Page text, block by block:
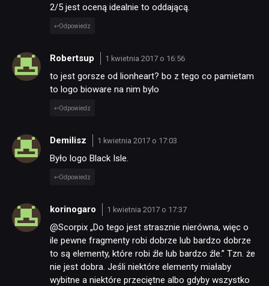
2/5 jest oceną idealnie to oddającą.
Odpowiedz
Robertsup 1 kwietnia 2017 o 16:56
to jest gorsze od lionheart? bo z tego co pamietam
to logo bioware na nim bylo
Odpowiedz
Demilisz 1 kwietnia 2017 o 17:03
Było logo Black Isle.
Odpowiedz
korinogaro 1 kwietnia 2017 o 17:37
@Scorpix „Do tego jest strasznie nierówna, więc o
ile pewne fragmenty robi dobrze lub bardzo dobrze
to są elementy, które robi źle lub bardzo źle.” Tzn. że
nie jest dobra. Jeśli niektóre elementy miałaby
wybitne a niektóre przeciętne albo gdyby wszystko